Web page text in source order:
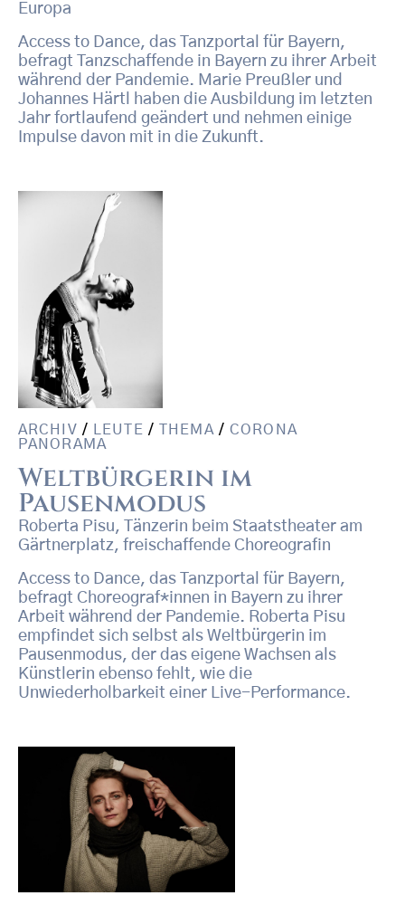
Europa
Access to Dance, das Tanzportal für Bayern,
befragt Tanzschaffende in Bayern zu ihrer Arbeit
während der Pandemie. Marie Preußler und
Johannes Härtl haben die Ausbildung im letzten
Jahr fortlaufend geändert und nehmen einige
Impulse davon mit in die Zukunft.
ARCHIV / LEUTE / THEMA/CORONA
PANORAMA
Weltbürgerin im
Pausenmodus
Roberta Pisu, Tänzerin beim Staatstheater am
Gärtnerplatz, freischaffende Choreografin
Access to Dance, das Tanzportal für Bayern,
befragt Choreograf*innen in Bayern zu ihrer
Arbeit während der Pandemie. Roberta Pisu
empfindet sich selbst als Weltbürgerin im
Pausenmodus, der das eigene Wachsen als
Künstlerin ebenso fehlt, wie die
Unwiederholbarkeit einer Live-Performance.